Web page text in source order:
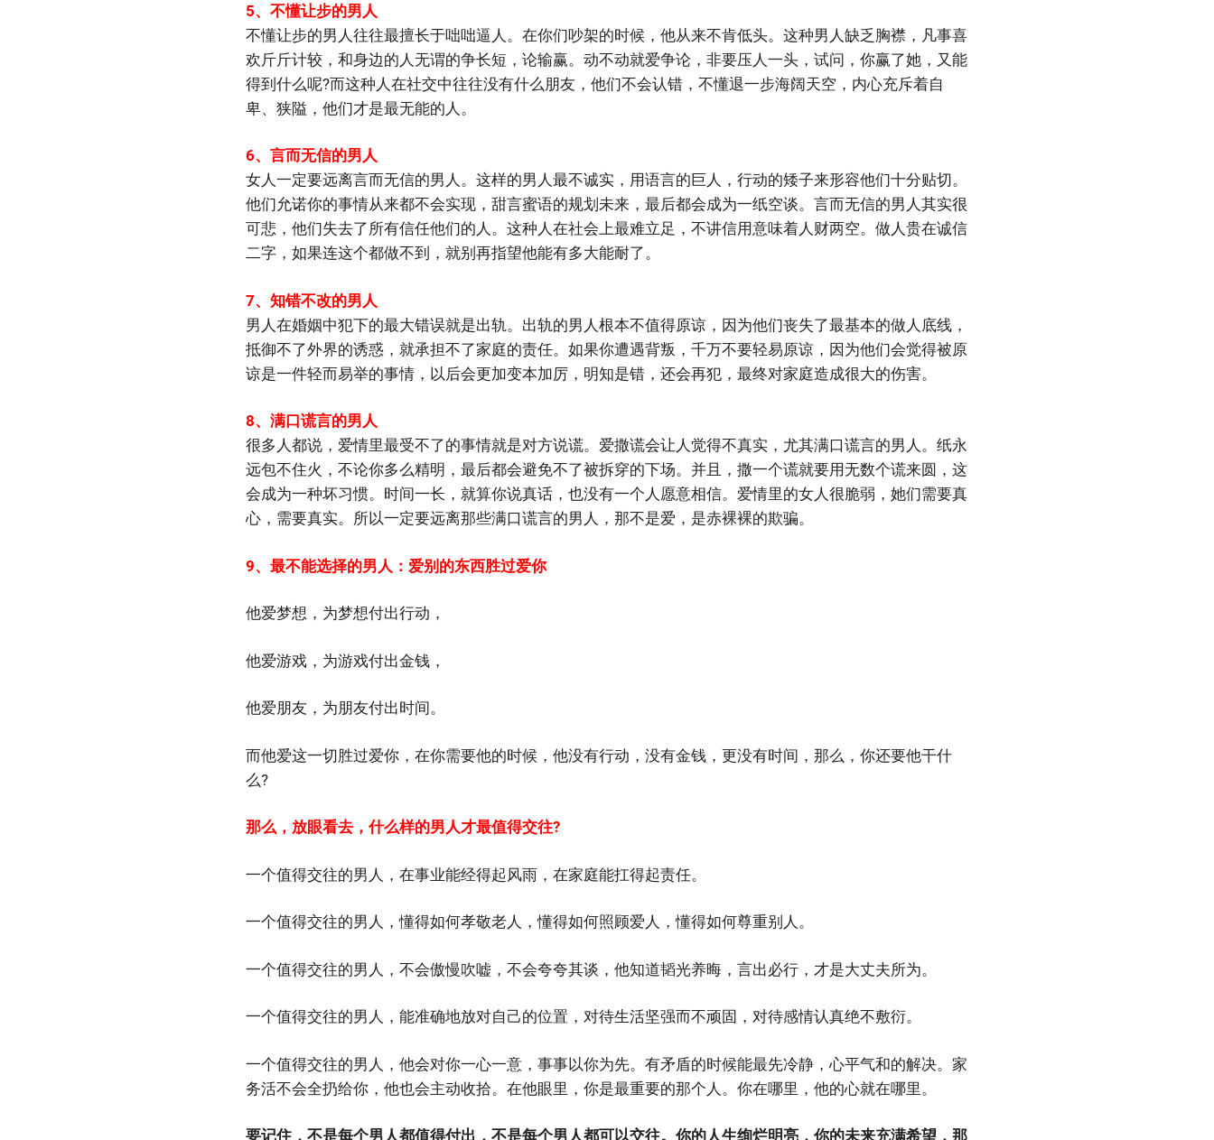
5、不懂让步的男人
不懂让步的男人往往最擅长于咄咄逼人。在你们吵架的时候，他从来不肯低头。这种男人缺乏胸襟，凡事喜
欢斤斤计较，和身边的人无谓的争长短，论输赢。动不动就爱争论，非要压人一头，试问，你赢了她，又能
得到什么呢?而这种人在社交中往往没有什么朋友，他们不会认错，不懂退一步海阔天空，内心充斥着自
卑、狭隘，他们才是最无能的人。
6、言而无信的男人
女人一定要远离言而无信的男人。这样的男人最不诚实，用语言的巨人，行动的矮子来形容他们十分贴切。
他们允诺你的事情从来都不会实现，甜言蜜语的规划未来，最后都会成为一纸空谈。言而无信的男人其实很
可悲，他们失去了所有信任他们的人。这种人在社会上最难立足，不讲信用意味着人财两空。做人贵在诚信
二字，如果连这个都做不到，就别再指望他能有多大能耐了。
7、知错不改的男人
男人在婚姻中犯下的最大错误就是出轨。出轨的男人根本不值得原谅，因为他们丧失了最基本的做人底线，
抵御不了外界的诱惑，就承担不了家庭的责任。如果你遭遇背叛，千万不要轻易原谅，因为他们会觉得被原
谅是一件轻而易举的事情，以后会更加变本加厉，明知是错，还会再犯，最终对家庭造成很大的伤害。
8、满口谎言的男人
很多人都说，爱情里最受不了的事情就是对方说谎。爱撒谎会让人觉得不真实，尤其满口谎言的男人。纸永
远包不住火，不论你多么精明，最后都会避免不了被拆穿的下场。并且，撒一个谎就要用无数个谎来圆，这
会成为一种坏习惯。时间一长，就算你说真话，也没有一个人愿意相信。爱情里的女人很脆弱，她们需要真
心，需要真实。所以一定要远离那些满口谎言的男人，那不是爱，是赤裸裸的欺骗。
9、最不能选择的男人：爱别的东西胜过爱你
他爱梦想，为梦想付出行动，
他爱游戏，为游戏付出金钱，
他爱朋友，为朋友付出时间。
而他爱这一切胜过爱你，在你需要他的时候，他没有行动，没有金钱，更没有时间，那么，你还要他干什
么?
那么，放眼看去，什么样的男人才最值得交往?
一个值得交往的男人，在事业能经得起风雨，在家庭能扛得起责任。
一个值得交往的男人，懂得如何孝敬老人，懂得如何照顾爱人，懂得如何尊重别人。
一个值得交往的男人，不会傲慢吹嘘，不会夸夸其谈，他知道韬光养晦，言出必行，才是大丈夫所为。
一个值得交往的男人，能准确地放对自己的位置，对待生活坚强而不顽固，对待感情认真绝不敷衍。
一个值得交往的男人，他会对你一心一意，事事以你为先。有矛盾的时候能最先冷静，心平气和的解决。家
务活不会全扔给你，他也会主动收拾。在他眼里，你是最重要的那个人。你在哪里，他的心就在哪里。
要记住，不是每个男人都值得付出，不是每个男人都可以交往。你的人生绚烂明亮，你的未来充满希望，那